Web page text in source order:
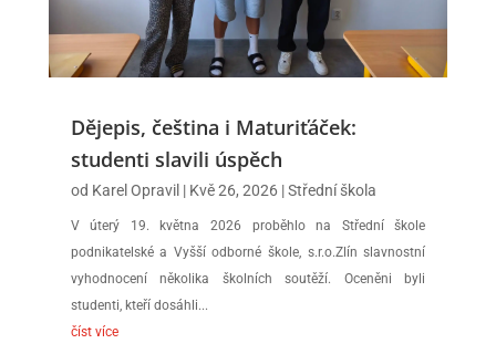
Dějepis, čeština i Maturiťáček:
studenti slavili úspěch
od Karel Opravil | Kvě 26, 2026|Střední škola
V úterý 19. května 2026 proběhlo na Střední škole
podnikatelské a Vyšší odborné škole, s.r.o.Zlín slavnostní
vyhodnocení několika školních soutěží. Oceněni byli
studenti, kteří dosáhli...
číst více